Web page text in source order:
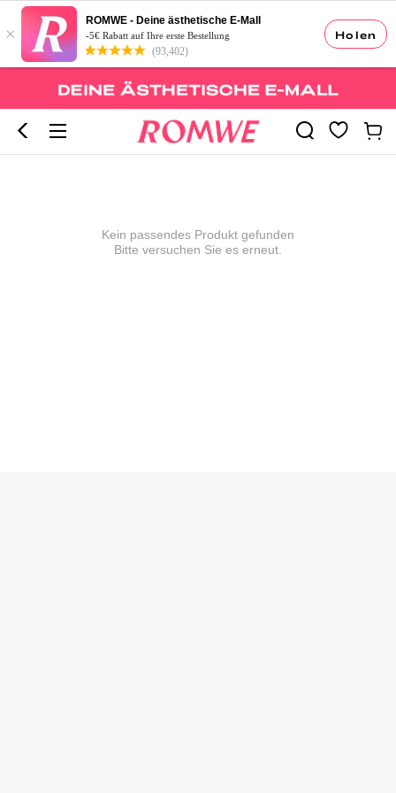
Holen
×
ROMWE - Deine ästhetische E-Mall
-5€ Rabatt auf Ihre erste Bestellung
(93,402)
Kein passendes Produkt gefunden
Bitte versuchen Sie es erneut.